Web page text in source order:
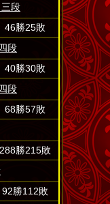
段
46勝25敗
段
40勝30敗
段
68勝57敗
288勝215敗
92勝112敗